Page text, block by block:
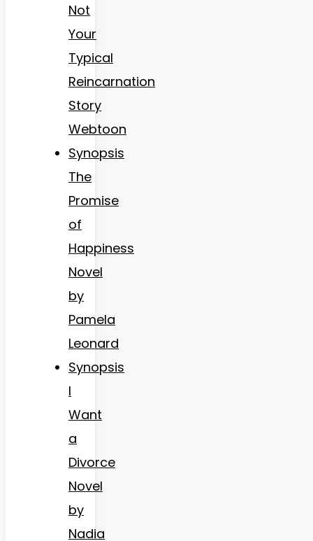
Not
Your
Typical
Reincarnation
Story
Webtoon
Synopsis
The
Promise
of
Happiness
Novel
by
Pamela
Leonard
Synopsis
I
Want
a
Divorce
Novel
by
Nadia